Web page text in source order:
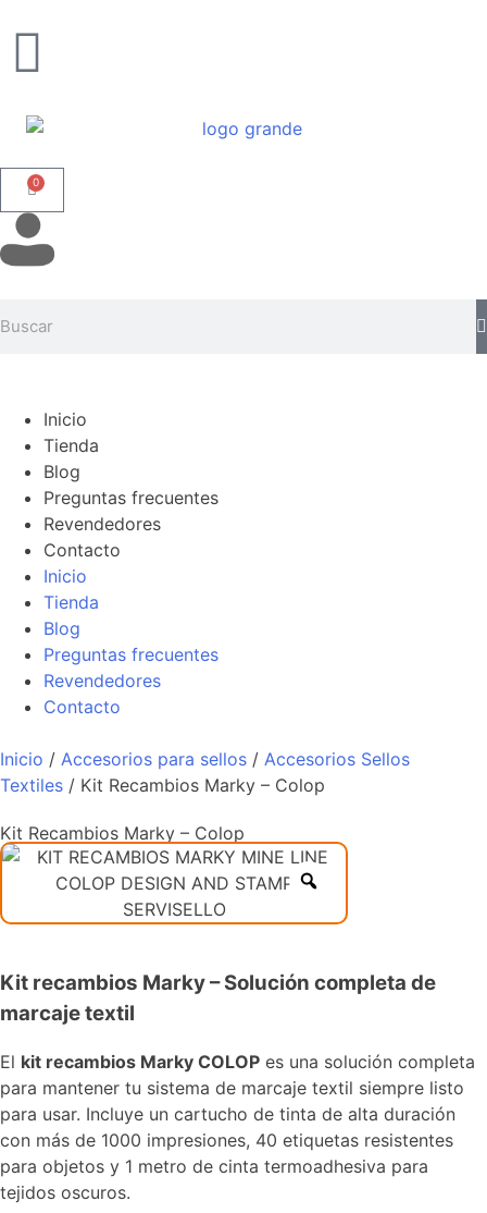
0
Inicio
Tienda
Blog
Preguntas frecuentes
Revendedores
Contacto
Inicio
Tienda
Blog
Preguntas frecuentes
Revendedores
Contacto
Inicio / Accesorios para sellos / Accesorios Sellos
Textiles / Kit Recambios Marky – Colop
Kit Recambios Marky – Colop
Kit recambios Marky – Solución completa de
marcaje textil
El kit recambios Marky COLOP es una solución completa
para mantener tu sistema de marcaje textil siempre listo
para usar. Incluye un cartucho de tinta de alta duración
con más de 1000 impresiones, 40 etiquetas resistentes
para objetos y 1 metro de cinta termoadhesiva para
tejidos oscuros.